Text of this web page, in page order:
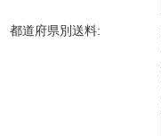
都道府県別送料: